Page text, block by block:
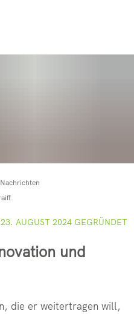
AUGUST 2024 GEGRÜNDET
und
die er weitertragen will,